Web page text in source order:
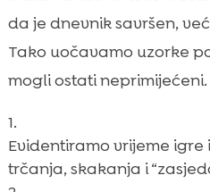
da je dnevnik savršen,
Tako uočavamo uzorke
mogli ostati neprimijećeni.
Evidentiramo vrijeme
trčanja, skakanja i